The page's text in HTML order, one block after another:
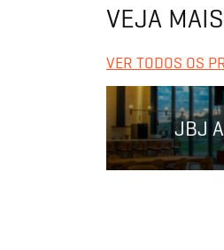
VEJA MAIS
VER TODOS OS
JBJ